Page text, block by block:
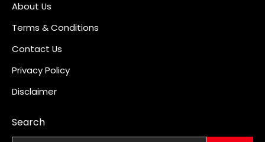
About Us
Terms & Conditions
Contact Us
Privacy Policy
Disclaimer
Search